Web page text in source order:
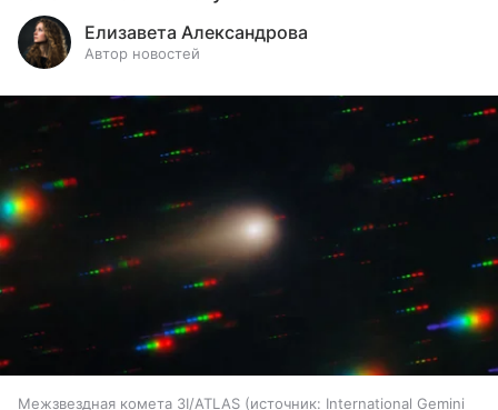
Елизавета Александрова
Автор новостей
Межзвездная комета 3I/ATLAS источник: International Gemini